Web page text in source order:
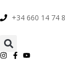
+34 660 14 74